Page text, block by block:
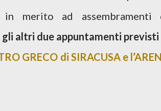
merito ad assembramenti
altri due appuntamenti previsti
GRECO di SIRACUSA e